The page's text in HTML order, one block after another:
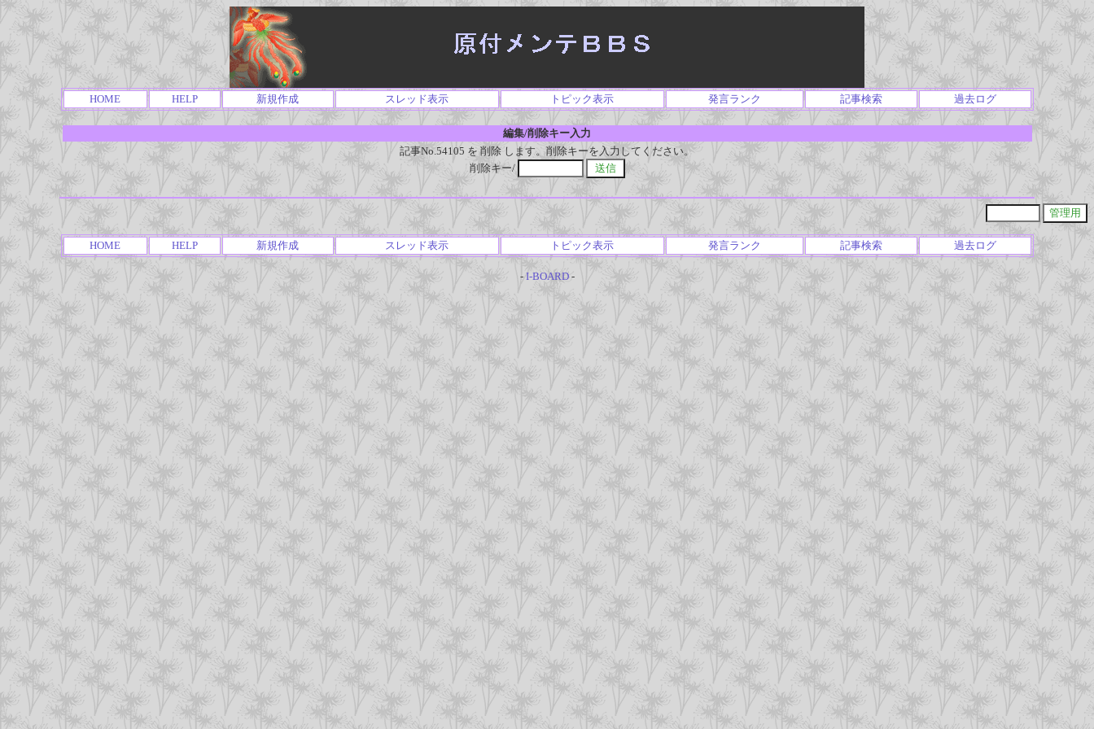
HOME HELP 新規作成 スレッド表示 トピック表示 発言ランク 記事検索 過去ログ
編集/削除キー入力
記事No.54105 を 削除 します。削除キーを入力してください。
削除キー/
HOME HELP 新規作成 スレッド表示 トピック表示 発言ランク 記事検索 過去ログ
- I-BOARD-